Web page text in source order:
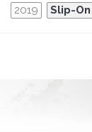
2019 Slip-On